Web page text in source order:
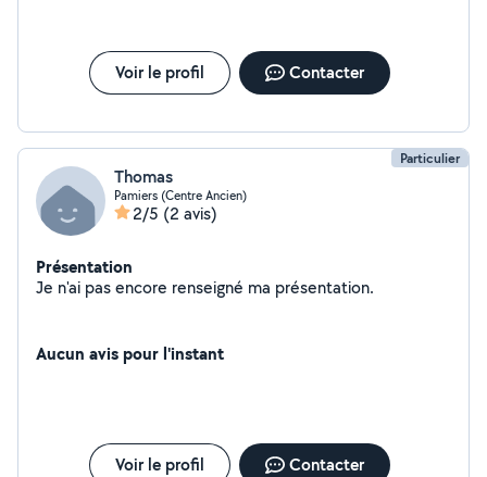
Voir le profil Contacter
Particulier
Thomas
Pamiers (Centre Ancien)
2/5 (2 avis)
Présentation
Je n'ai pas encore renseigné ma présentation.
Aucun avis pour l'instant
Voir le profil Contacter